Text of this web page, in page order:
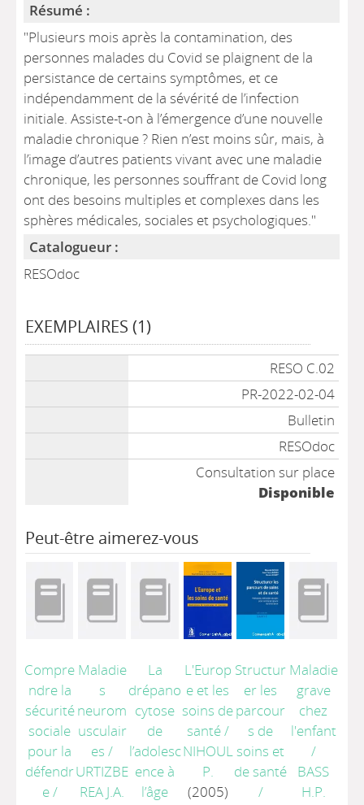
Résumé :
"Plusieurs mois après la contamination, des
personnes malades du Covid se plaignent de la
persistance de certains symptômes, et ce
indépendamment de la sévérité de l’infection
initiale. Assiste-t-on à l’émergence d’une nouvelle
maladie chronique ? Rien n’est moins sûr, mais, à
l’image d’autres patients vivant avec une maladie
chronique, les personnes souffrant de Covid long
ont des besoins multiples et complexes dans les
sphères médicales, sociales et psychologiques."
Catalogueur :
RESOdoc
EXEMPLAIRES (1)
RESO C.02
PR-2022-02-04
Bulletin
RESOdoc
Consultation sur place
Disponible
Peut-être aimerez-vous
Compre
ndre la
sécurité
sociale
pour la
défendr
e/
Maladie
s
neurom
usculair
es /
URTIZBE
REA J.A.
La
drépano
cytose
de
l’adolesc
ence à
l’âge
L'Europ
e et les
soins de
santé/
NIHOUL
P.
(2005)
Structur
er les
parcour
s de
soins et
de santé
/
Maladie
grave
chez
l'enfant
/
BASS
H.P.